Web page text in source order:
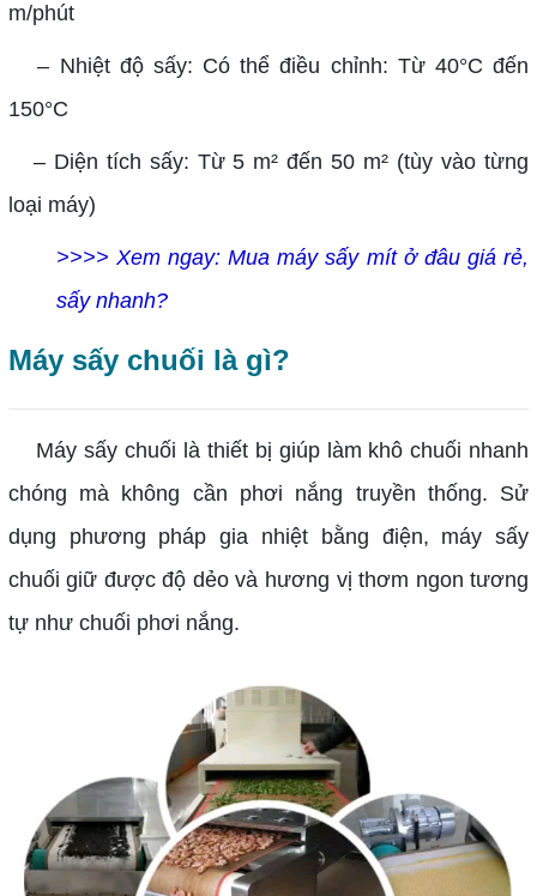
m/phút
– Nhiệt độ sấy: Có thể điều chỉnh: Từ 40°C đến
150°C
– Diện tích sấy: Từ 5 m² đến 50 m² (tùy vào từng
loại máy)
>>>> Xem ngay:Mua máy sấy mít ở đâu giá rẻ,
sấy nhanh?
Máy sấy chuối là gì?
Máy sấy chuối là thiết bị giúp làm khô chuối nhanh
chóng mà không cần phơi nắng truyền thống. Sử
dụng phương pháp gia nhiệt bằng điện, máy sấy
chuối giữ được độ dẻo và hương vị thơm ngon tương
tự như chuối phơi nắng.